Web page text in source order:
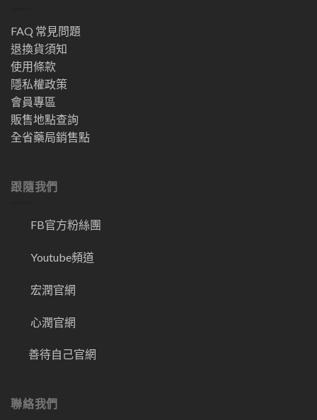
FAQ 常見問題
退換貨須知
使用條款
隱私權政策
會員專區
販售地點查詢
全省藥局銷售點
跟隨我們
FB官方粉絲團
Youtube頻道
宏潤官網
心潤官網
善待自己官網
聯絡我們